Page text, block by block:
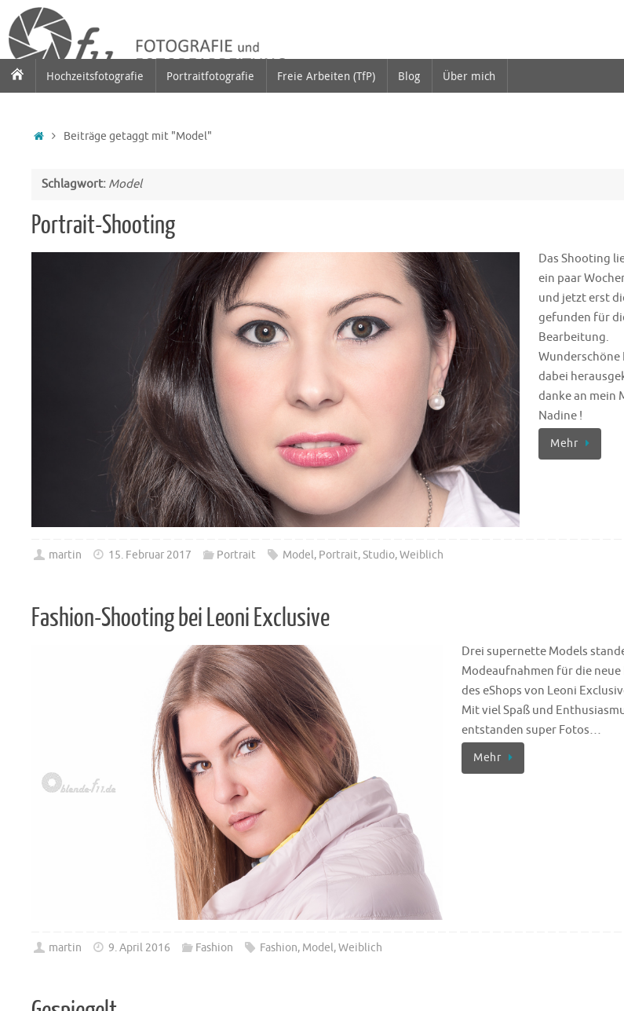
Zum
Inhalt
springen
Zum
Inhalt
Hochzeitsfotografie Portraitfotografie Freie Arbeiten (TfP) Blog Über mich
Startseite
Beiträge getaggt mit "Model"
Schlagwort: Model
Portrait-Shooting
Das Shooting
ein paar
und jetzt erst
gefunden für
Bearbeitung.
Wunderschöne
dabei
danke an mein
Nadine !
Mehr
martin 15. Februar 2017 Portrait Model, Portrait,Studio,Weiblich
Fashion-Shooting bei Leoni Exclusive
Drei supernette Models
Modeaufnahmen für die
des eShops von Leoni
Mit viel Spaß und
entstanden super Fotos…
Mehr
martin 9. April 2016 Fashion Fashion, Model,Weiblich